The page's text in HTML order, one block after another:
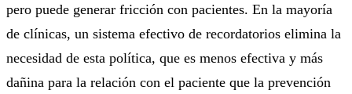
pero puede generar fricción con pacientes. En la mayoría
de clínicas, un sistema efectivo de recordatorios elimina la
necesidad de esta política, que es menos efectiva y más
dañina para la relación con el paciente que la prevención